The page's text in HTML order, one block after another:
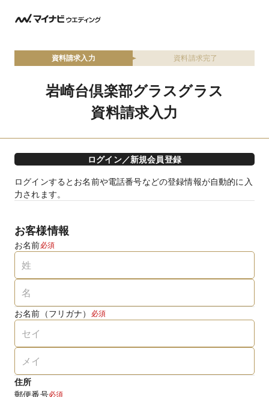
資料請求入力 資料請求完了
岩崎台倶楽部グラスグラス
資料請求入力
ログイン／新規会員登録
ログインするとお名前や電話番号などの登録情報が自動的に入
力されます。
お客様情報
お名前必須
お名前（フリガナ） 必須
住所
郵便番号必須